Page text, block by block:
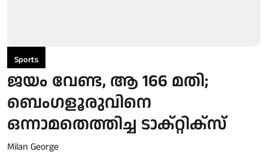
Sports
ജയം വേണ്ട, ആ 166 മതി;
ബെംഗളൂരുവിനെ
ഒന്നാമതെത്തിച്ച ടാക്റ്റിക്‌സ്
Milan George